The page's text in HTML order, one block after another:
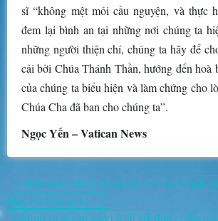
sĩ “không mệt mỏi cầu nguyện, và thực
đem lại bình an tại những nơi chúng ta
những người thiện chí, chúng ta hãy để
cải bởi Chúa Thánh Thần, hướng đến hoà
của chúng ta biểu hiện và làm chứng cho
Chúa Cha đã ban cho chúng ta”.
Ngọc Yến – Vatican News
Điều
hướng
bài
← Rôma lên tiếng về vụ sách nhiễu thánh
Mục Hà Nội cử hành
Những tu sĩ sẵn sàng ở lại với đàn chiên